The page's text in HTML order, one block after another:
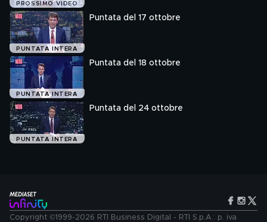
PROSSIMO VIDEO
PUNTATA INTERA
Puntata del 17 ottobre
PUNTATA INTERA
Puntata del 18 ottobre
PUNTATA INTERA
Puntata del 24 ottobre
Copyright ©1999-2026 RTI Business Digital - RTI S.p.A.: p. iva